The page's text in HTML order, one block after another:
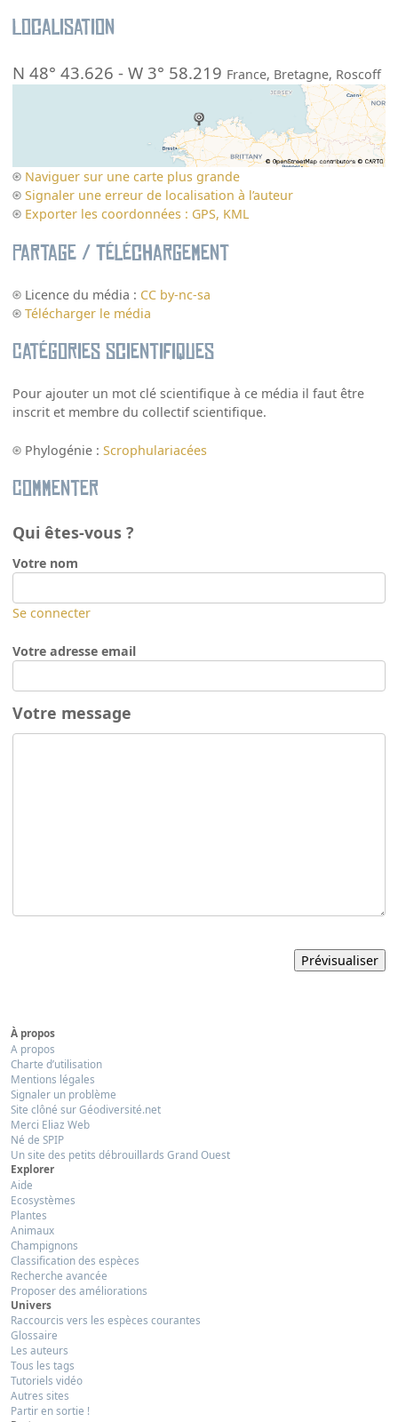
Localisation
N 48° 43.626 -W 3° 58.219 France, Bretagne, Roscoff
Naviguer sur une carte plus grande
Signaler une erreur de localisation à l’auteur
Exporter les coordonnées : GPS, KML
Partage / Téléchargement
Licence du média : CC by-nc-sa
Télécharger le média
Catégories scientifiques
Pour ajouter un mot clé scientifique à ce média il faut être
inscrit et membre du collectif scientifique.
Phylogénie :Scrophulariacées
Commenter
Qui êtes-vous ?
Votre nom
Se connecter
Votre adresse email
Votre message
À propos
A propos
Charte d’utilisation
Mentions légales
Signaler un problème
Site clôné sur Géodiversité.net
Merci Eliaz Web
Né de SPIP
Un site des petits débrouillards Grand Ouest
Explorer
Aide
Ecosystèmes
Plantes
Animaux
Champignons
Classification des espèces
Recherche avancée
Proposer des améliorations
Univers
Raccourcis vers les espèces courantes
Glossaire
Les auteurs
Tous les tags
Tutoriels vidéo
Autres sites
Partir en sortie !